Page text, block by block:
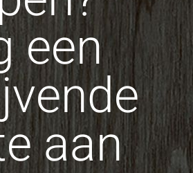
een
aan